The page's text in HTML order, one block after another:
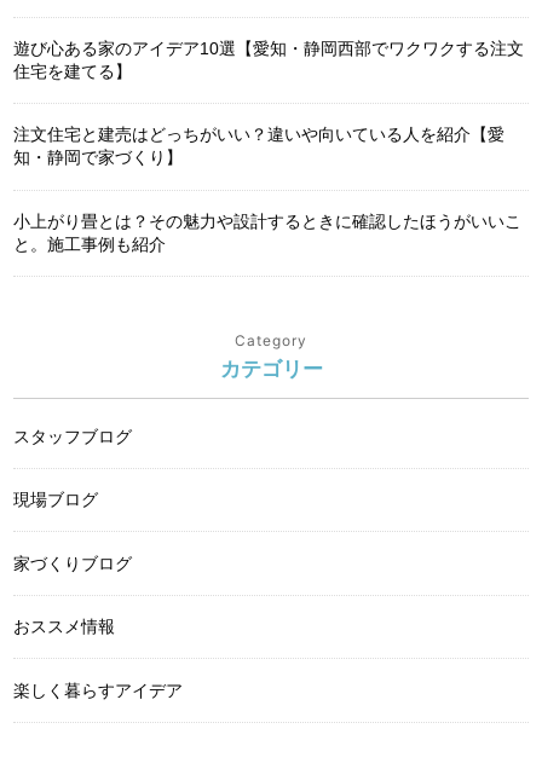
遊び心ある家のアイデア10選【愛知・静岡西部でワクワクする注文
住宅を建てる】
注文住宅と建売はどっちがいい？違いや向いている人を紹介【愛
知・静岡で家づくり】
小上がり畳とは？その魅力や設計するときに確認したほうがいいこ
と。施工事例も紹介
Category
カテゴリー
スタッフブログ
現場ブログ
家づくりブログ
おススメ情報
楽しく暮らすアイデア